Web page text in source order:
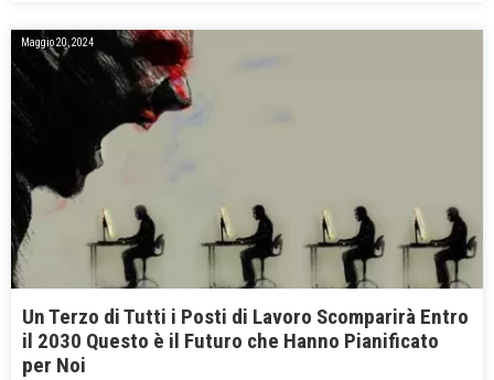
Maggio 20, 2024
Un Terzo di Tutti i Posti di Lavoro Scomparirà Entro
il 2030 Questo è il Futuro che Hanno Pianificato
per Noi